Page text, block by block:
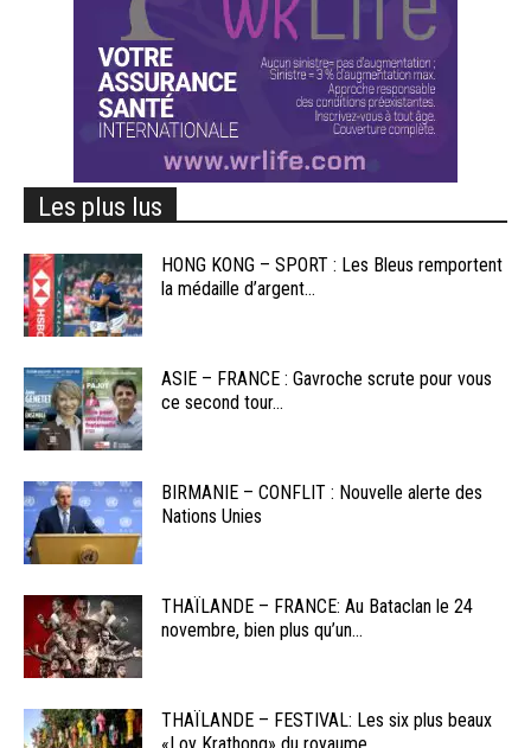
Les plus lus
HONG KONG – SPORT : Les Bleus remportent
la médaille d’argent...
ASIE – FRANCE : Gavroche scrute pour vous
ce second tour...
BIRMANIE – CONFLIT : Nouvelle alerte des
Nations Unies
THAÏLANDE – FRANCE: Au Bataclan le 24
novembre, bien plus qu’un...
THAÏLANDE – FESTIVAL: Les six plus beaux